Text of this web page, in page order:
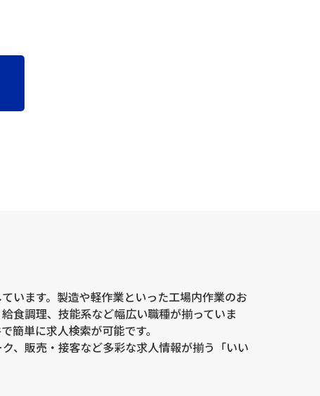
がございますので、ご了承ください。また、こ
います。製造や軽作業といった工場内作業のお
食調理、技能系など幅広い職種が揃っていま
簡単に求人検索が可能です。
、販売・接客など多彩な求人情報が揃う「いい